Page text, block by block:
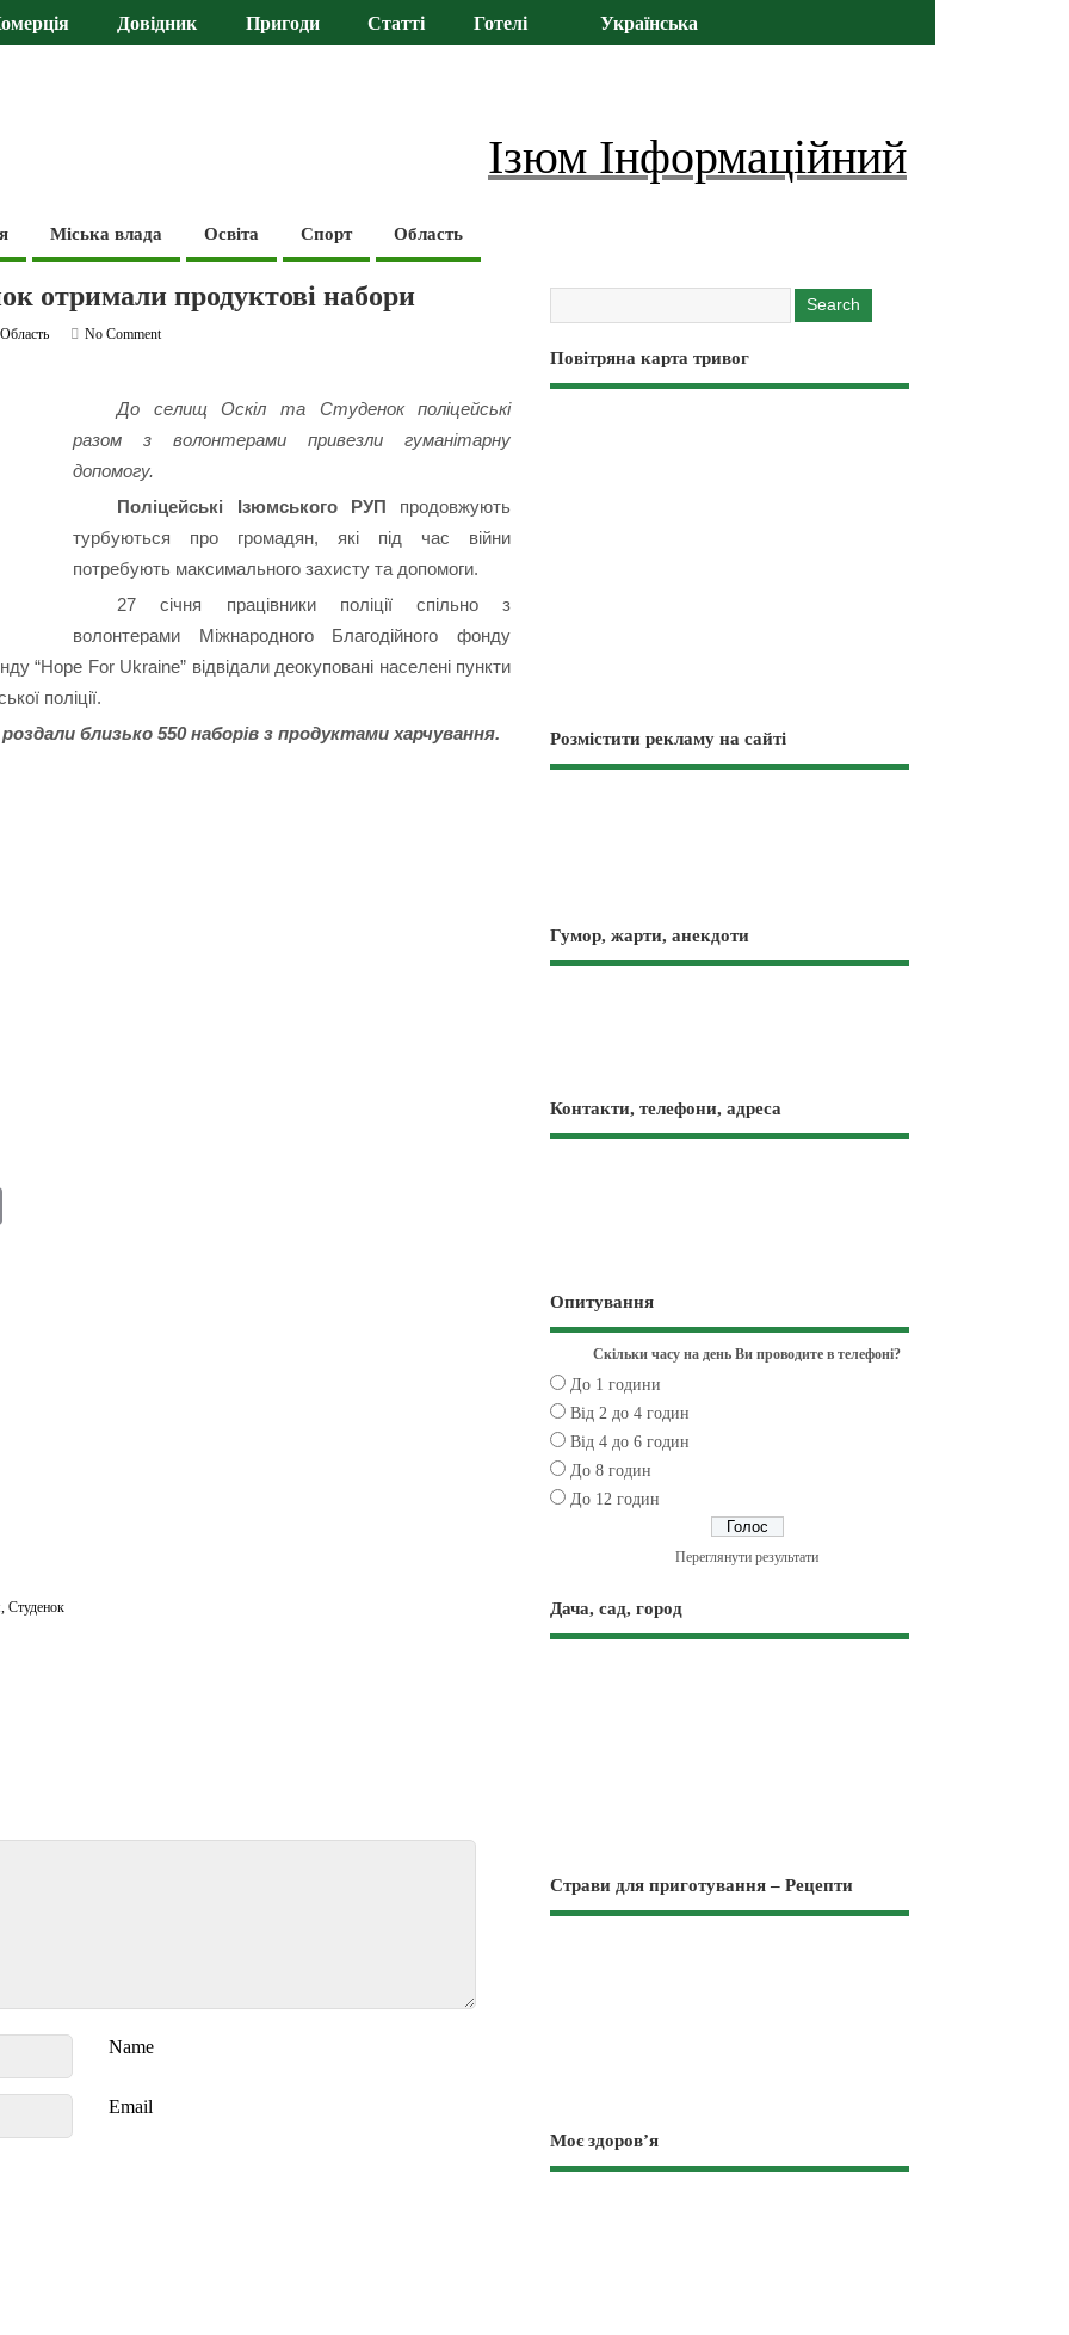
Довідник Пригоди Статті Готелі Українська
Ізюм Інформаційний
Міська влада Освіта Спорт Область
отримали продуктові набори
Область
No Comment
До селищ Оскіл та Студенок поліцейські
разом з волонтерами привезли гуманітарну
допомогу.
Поліцейські Ізюмського РУП продовжують
турбуються про громадян, які під час війни
потребують максимального захисту та допомоги.
27 січня працівники поліції спільно з
волонтерами Міжнародного Благодійного фонду
“Hope For Ukraine” відвідали деокуповані населені пункти
поліції.
близько 550 наборів з продуктами харчування.
,Студенок
Name
Email
Повітряна карта тривог
Розмістити рекламу на сайті
Гумор, жарти, анекдоти
Контакти, телефони, адреса
Опитування
Скільки часу на день Ви проводите в телефоні?
До 1 години
Від 2 до 4 годин
Від 4 до 6 годин
До 8 годин
До 12 годин
Переглянути результати
Дача, сад, город
Страви для приготування – Рецепти
Моє здоров’я